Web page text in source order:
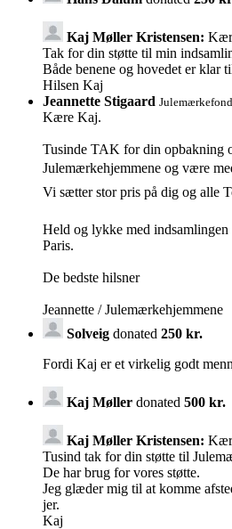
Kaj Møller Kristensen:
Tak for din støtte til min
Både benene og hovedet er klar
Hilsen Kaj
Jeannette Stigaard
Kære Kaj.
Tusinde TAK for din opbakning
Julemærkehjemmene og være
Vi sætter stor pris på dig og alle
Held og lykke med
Paris.
De bedste hilsner
Jeannette / Julemærkehjemmene
Solveig donated 250 kr.
Fordi Kaj er et virkelig godt
Kaj Møller donated 500 kr.
Kaj Møller Kristensen:
Tusind tak for din støtte til
De har brug for vores støtte.
Jeg glæder mig til at komme
jer.
Kaj